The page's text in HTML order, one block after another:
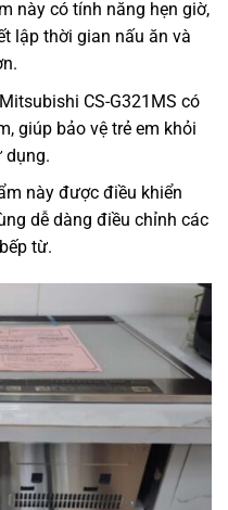
này có tính năng hẹn giờ,
lập thời gian nấu ăn và
CS-G321MS có
giúp bảo vệ trẻ em khỏi
dụng.
này được điều khiển
dễ dàng điều chỉnh các
từ.